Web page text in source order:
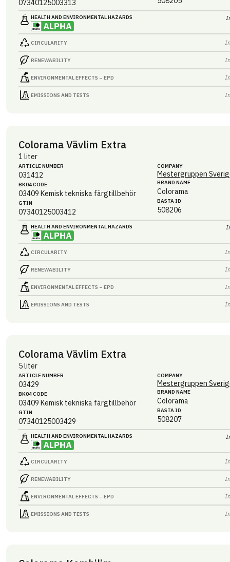
07340125003313
HEALTH AND ENVIRONMENTAL HAZARDS
CIRCULARITY
RENEWABILITY
ENVIRONMENTAL EFFECTS – EPD
EMISSIONS AND TESTS
Colorama Vävlim Extra
1 liter
ARTICLE NUMBER
031412
BK04 CODE
03409 Kemisk tekniska färgtillbehör
GTIN
07340125003412
COMPANY
Mestergruppen
BRAND NAME
Colorama
BASTA ID
508206
HEALTH AND ENVIRONMENTAL HAZARDS
CIRCULARITY
RENEWABILITY
ENVIRONMENTAL EFFECTS – EPD
EMISSIONS AND TESTS
Colorama Vävlim Extra
5 liter
ARTICLE NUMBER
03429
BK04 CODE
03409 Kemisk tekniska färgtillbehör
GTIN
07340125003429
COMPANY
Mestergruppen
BRAND NAME
Colorama
BASTA ID
508207
HEALTH AND ENVIRONMENTAL HAZARDS
CIRCULARITY
RENEWABILITY
ENVIRONMENTAL EFFECTS – EPD
EMISSIONS AND TESTS